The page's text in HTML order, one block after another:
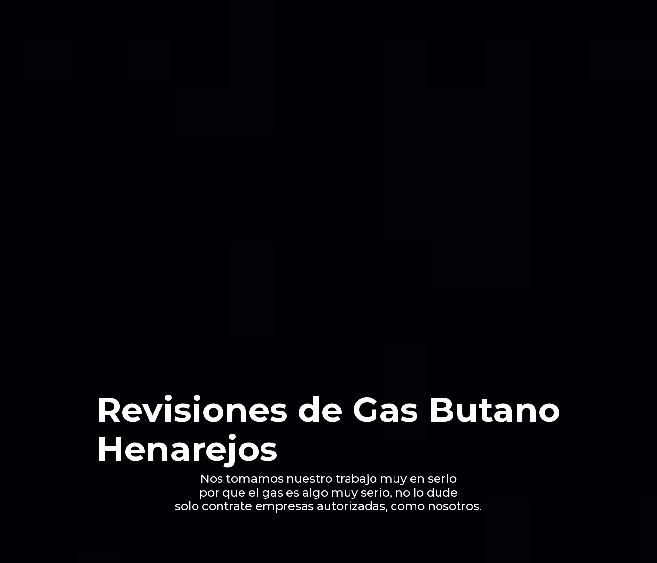
Revisiones de Gas Butano
Henarejos
Nos tomamos nuestro trabajo muy en serio
por que el gas es algo muy serio, no lo dude
solo contrate empresas autorizadas, como nosotros.